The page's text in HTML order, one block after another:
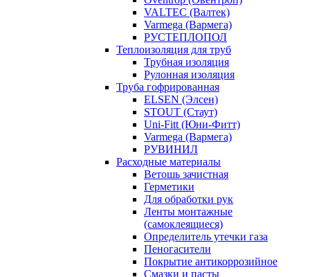
VALTEC (Валтек)
Varmega (Вармега)
РУСТЕПЛОПОЛ
Теплоизоляция для труб
Трубная изоляция
Рулонная изоляция
Труба гофрированная
ELSEN (Элсен)
STOUT (Стаут)
Uni-Fitt (Юни-Фитт)
Varmega (Вармега)
РУВИНИЛ
Расходные материалы
Ветошь зачистная
Герметики
Для обработки рук
Ленты монтажные
(самоклеящиеся)
Определитель утечки газа
Пеногасители
Покрытие антикоррозийное
Смазки и пасты